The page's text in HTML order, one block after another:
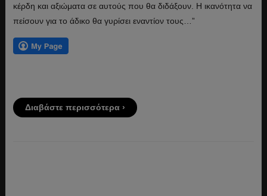
κέρδη και αξιώματα σε αυτούς που θα διδάξουν. Η ικανότητα να
πείσουν για το άδικο θα γυρίσει εναντίον τους…”
Διαβάστε περισσότερα ›